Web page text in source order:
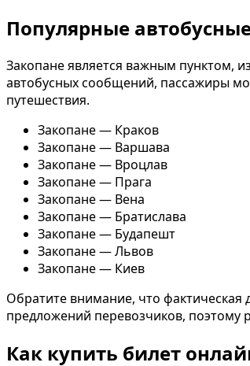
Популярные
Закопане является важным пунктом,
автобусных сообщений, пассажиры
путешествия.
Закопане — Краков
Закопане — Варшава
Закопане — Вроцлав
Закопане — Прага
Закопане — Вена
Закопане — Братислава
Закопане — Будапешт
Закопане — Львов
Закопане — Киев
Обратите внимание, что фактическая
предложений перевозчиков, поэтому
Как купить билет